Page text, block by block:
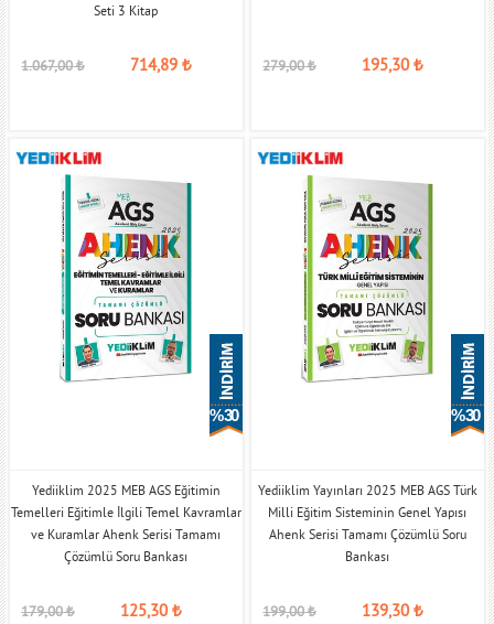
Seti 3 Kitap
1.067,00₺ 714,89 ₺ 279,00₺ 195,30₺
% 30
Yediiklim 2025 MEB AGS Eğitimin
Temelleri Eğitimle İlgili Temel Kavramlar
ve Kuramlar Ahenk Serisi Tamamı
Çözümlü Soru Bankası
179,00₺ 125,30₺
% 30
Yediiklim Yayınları 2025 MEB AGS Türk
Milli Eğitim Sisteminin Genel Yapısı
Ahenk Serisi Tamamı Çözümlü Soru
Bankası
199,00₺ 139,30₺